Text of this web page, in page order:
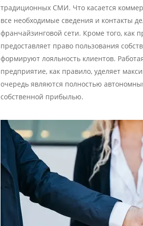
традиционных СМИ. Что касается
все необходимые сведения и контакты
франчайзинговой сети. Кроме того, как
предоставляет право пользования
формируют лояльность клиентов.
предприятие, как правило, уделяет
очередь являются полностью
собственной прибылью.